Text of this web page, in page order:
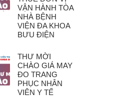
VẬN HÀNH TÒA
NHÀ BỆNH
VIỆN ĐA KHOA
BƯU ĐIỆN
THƯ MỜI
CHÀO GIÁ MAY
ĐO TRANG
PHỤC NHÂN
VIÊN Y TẾ